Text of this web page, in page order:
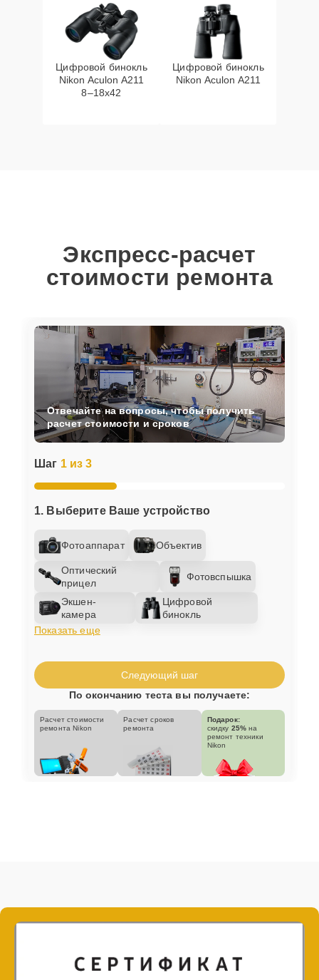
Цифровой бинокль
Nikon Aculon A211
8–18x42
Цифровой бинокль
Nikon Aculon A211
Экспресс-расчет
стоимости ремонта
Шаг 1 из 3
1. Выберите Ваше устройство
Фотоаппарат Объектив
Оптический
прицел
Фотовспышка
Экшен-
камера
Цифровой
бинокль
Показать еще
Отвечайте на вопросы, чтобы получить
расчет стоимости и сроков
Следующий шаг
По окончанию теста вы получаете:
Расчет стоимости
ремонта Nikon
Расчет сроков
ремонта
Подарок:
скидку 25% на
ремонт техники
Nikon